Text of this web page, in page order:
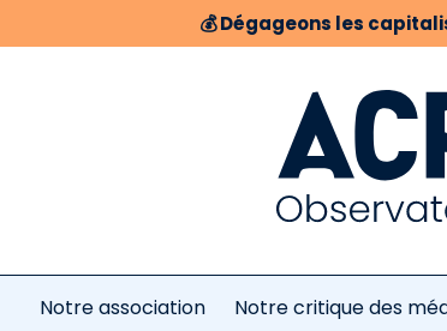
💰Dégageons les
Notre association Notre critique des